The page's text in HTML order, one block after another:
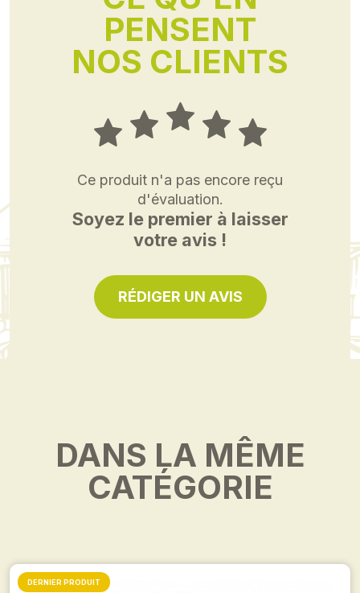
PENSENT
NOS CLIENTS
Ce produit n'a pas encore reçu
d'évaluation.
Soyez le premier à laisser
votre avis !
RÉDIGER UN AVIS
DANS LA MÊME
CATÉGORIE
DERNIER PRODUIT